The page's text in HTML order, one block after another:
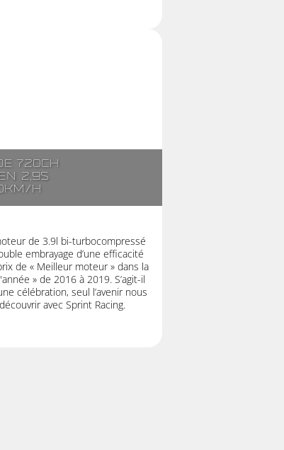
720ch
2,9s
h
de 3.9l bi-turbocompressé
embrayage d’une efficacité
de « Meilleur moteur » dans la
» de 2016 à 2019. S’agit-il
célébration, seul l’avenir nous
avec Sprint Racing.